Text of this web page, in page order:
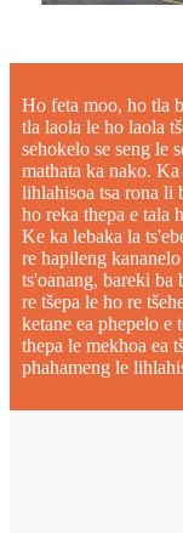
Ho feta moo, ho tla
tla laola le ho laola
sehokelo se seng le
mathata ka nako.
lihlahisoa tsa rona li
ho reka thepa e tala
Ke ka lebaka la
re hapileng
ts'oanang, bareki ba
re tšepa le ho re
ketane ea phepelo e
thepa le mekhoa ea
phahameng le